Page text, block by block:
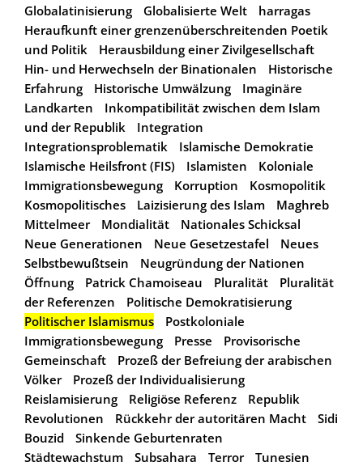
Globalatinisierung
Globalisierte Welt
harragas
Heraufkunft einer grenzenüberschreitenden Poetik
und Politik
Herausbildung einer Zivilgesellschaft
Hin- und Herwechseln der Binationalen
Historische
Erfahrung
Historische Umwälzung
Imaginäre
Landkarten
Inkompatibilität zwischen dem Islam
und der Republik
Integration
Integrationsproblematik
Islamische Demokratie
Islamische Heilsfront (FIS)
Islamisten
Koloniale
Immigrationsbewegung
Korruption
Kosmopolitik
Kosmopolitisches
Laizisierung des Islam
Maghreb
Mittelmeer
Mondialität
Nationales Schicksal
Neue Generationen
Neue Gesetzestafel
Neues
Selbstbewußtsein
Neugründung der Nationen
Öffnung
Patrick Chamoiseau Pluralität
Pluralität
der Referenzen
Politische Demokratisierung
Politischer Islamismus
Postkoloniale
Immigrationsbewegung
Presse
Provisorische
Gemeinschaft
Prozeß der Befreiung der arabischen
Völker
Prozeß der Individualisierung
Reislamisierung
Religiöse Referenz
Republik
Revolutionen
Rückkehr der autoritären Macht
Sidi
Bouzid
Sinkende Geburtenraten
Städtewachstum
Subsahara Terror
Tunesien